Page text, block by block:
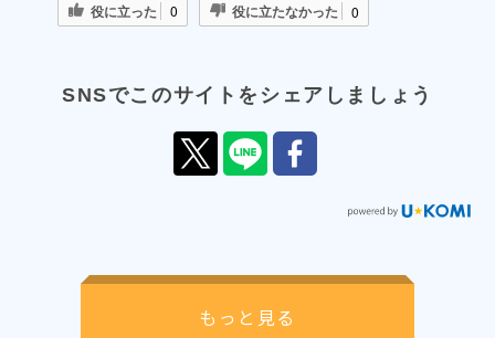
役に立った 0 役に立たなかった 0
SNSでこのサイトをシェアしましょう
もっと見る